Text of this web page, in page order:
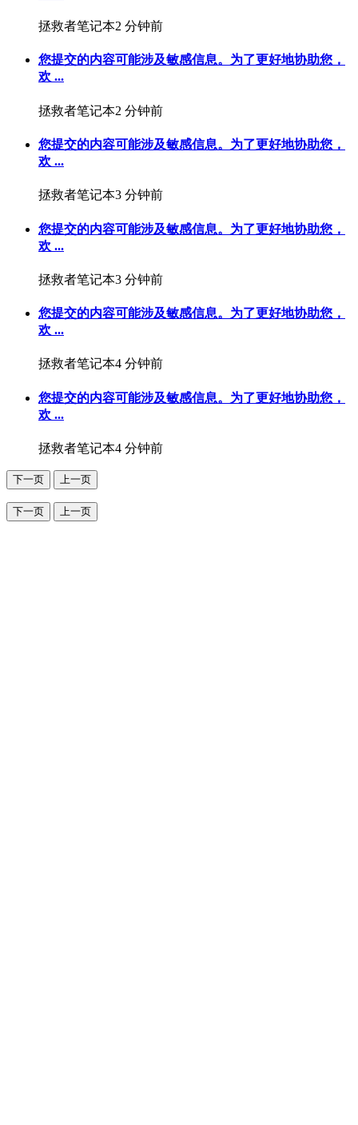
拯救者笔记本2 分钟前
您提交的内容可能涉及敏感信息。为了更好地协助您，
欢 ...
拯救者笔记本2 分钟前
您提交的内容可能涉及敏感信息。为了更好地协助您，
欢 ...
拯救者笔记本3 分钟前
您提交的内容可能涉及敏感信息。为了更好地协助您，
欢 ...
拯救者笔记本3 分钟前
您提交的内容可能涉及敏感信息。为了更好地协助您，
欢 ...
拯救者笔记本4 分钟前
您提交的内容可能涉及敏感信息。为了更好地协助您，
欢 ...
拯救者笔记本4 分钟前
下一页 上一页
下一页 上一页